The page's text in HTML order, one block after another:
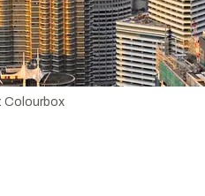
Colourbox